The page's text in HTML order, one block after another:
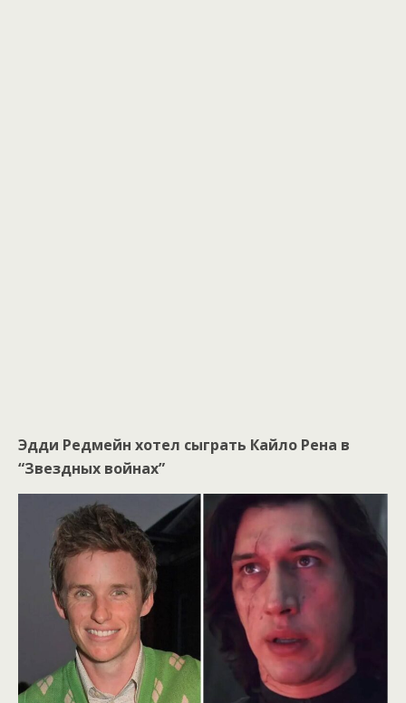
Эдди Редмейн хотел сыграть Кайло Рена в
“Звездных войнах”